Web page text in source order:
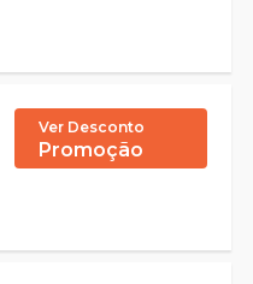
Ver Desconto
Promoção